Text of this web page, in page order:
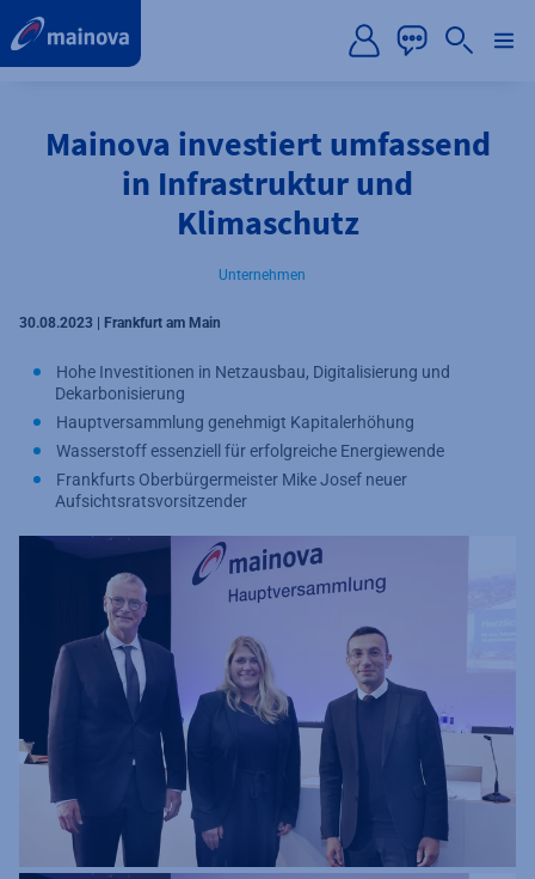
Mainova investiert umfassend
in Infrastruktur und
Klimaschutz
Unternehmen
30.08.2023 | Frankfurt am Main
Hohe Investitionen in Netzausbau, Digitalisierung und
Dekarbonisierung
Hauptversammlung genehmigt Kapitalerhöhung
Wasserstoff essenziell für erfolgreiche Energiewende
Frankfurts Oberbürgermeister Mike Josef neuer
Aufsichtsratsvorsitzender